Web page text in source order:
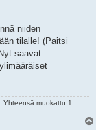
niiden
tilalle! (Paitsi
saavat
Yhteensä muokattu 1